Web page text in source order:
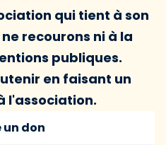
qui tient à son
recourons ni à la
publiques.
en faisant un
l'association.
un don